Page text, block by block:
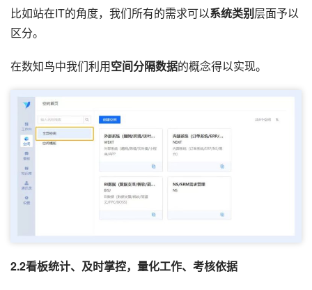
比如站在IT的角度，我们所有的需求可以系统类别层面予以
区分。
在数知鸟中我们利用空间分隔数据的概念得以实现。
2.2看板统计、及时掌控，量化工作、考核依据